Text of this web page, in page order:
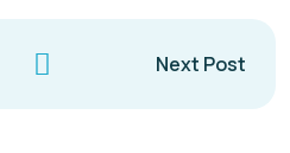
Next Post